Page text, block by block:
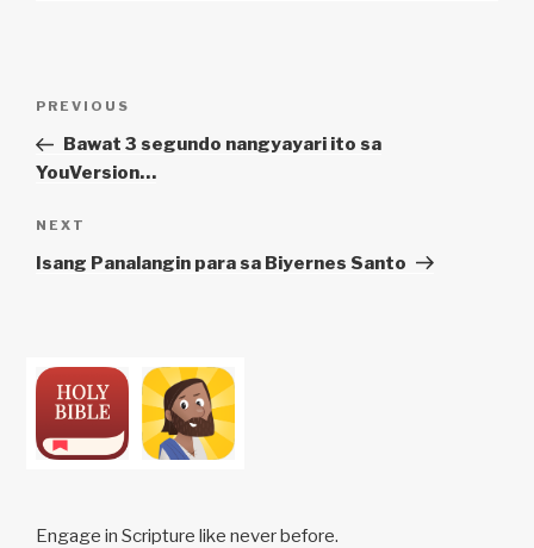
Previous
Post
PREVIOUS
Bawat 3 segundo nangyayari ito sa
YouVersion…
Next
Post
NEXT
Isang Panalangin para sa Biyernes Santo
Engage in Scripture like never before.